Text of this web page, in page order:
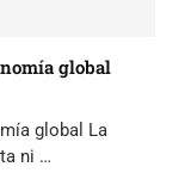
global
global La
ni …